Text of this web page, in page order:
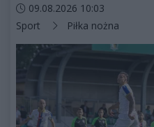
Data dodania artykułu:
09.08.2026 10:03
Kategorie artykułu:
Sport Piłka nożna